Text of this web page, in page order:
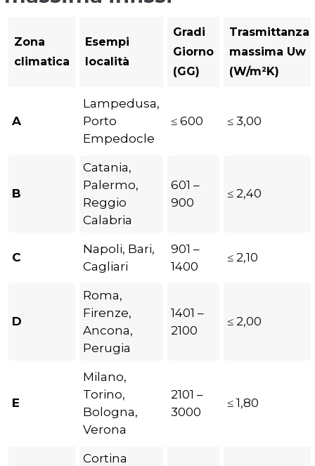
Zona
climatica
Esempi
località
Gradi
Giorno
(GG)
Trasmittanza
massima Uw
(W/m²K)
A
Lampedusa,
Porto
Empedocle
≤ 600 ≤ 3,00
B
Catania,
Palermo,
Reggio
Calabria
601 –
900
≤ 2,40
C
Napoli, Bari,
Cagliari
901 –
1400
≤ 2,10
D
Roma,
Firenze,
Ancona,
Perugia
1401 –
2100
≤ 2,00
E
Milano,
Torino,
Bologna,
Verona
2101 –
3000
≤ 1,80
Cortina